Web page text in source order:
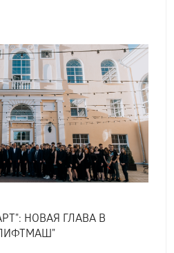
НОВАЯ ГЛАВА В